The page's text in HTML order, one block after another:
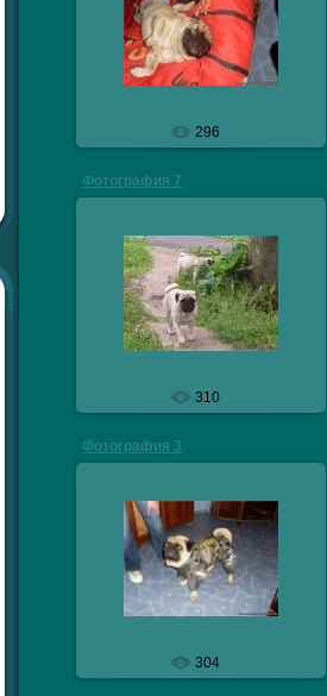
29.10.2009
veresmops
296
Фотография 7
29.10.2009
veresmops
310
Фотография 3
29.10.2009
veresmops
304